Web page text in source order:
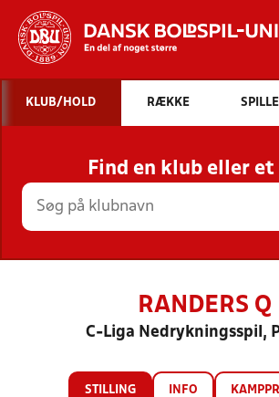
Hvad
INDHOLD
STILLINGER, RESULTATER,
HOLD
KLUB/HOLD RÆKKE
Find en klub eller et
RANDERS Q
C-Liga Nedrykningsspil,
STILLING INFO